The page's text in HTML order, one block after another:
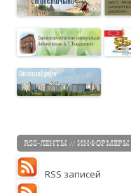
RSS-ЛЕНТЫ // ИНФОРМЕРЫ
RSS записей